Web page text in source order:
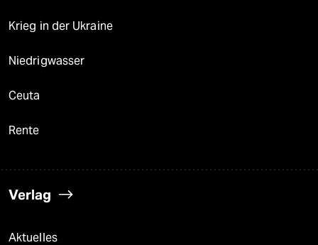
Krieg in der Ukraine
Niedrigwasser
Ceuta
Rente
Verlag
Aktuelles